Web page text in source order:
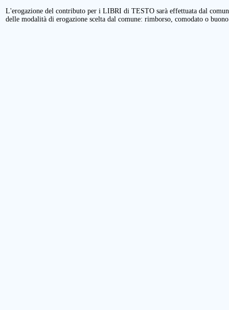
L'erogazione del contributo per i LIBRI di TESTO sarà effettuata dal
delle modalità di erogazione scelta dal comune: rimborso, comodato o